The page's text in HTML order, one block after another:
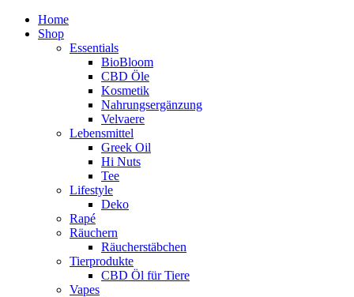
Home
Shop
Essentials
BioBloom
CBD Öle
Kosmetik
Nahrungsergänzung
Velvaere
Lebensmittel
Greek Oil
Hi Nuts
Tee
Lifestyle
Deko
Rapé
Räuchern
Räucherstäbchen
Tierprodukte
CBD Öl für Tiere
Vapes